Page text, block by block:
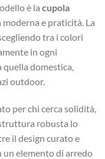
è la cupola
moderna e praticità. La
tra i colori
in ogni
quella domestica,
outdoor.
per chi cerca solidità,
robusta lo
il design curato e
un elemento di arredo